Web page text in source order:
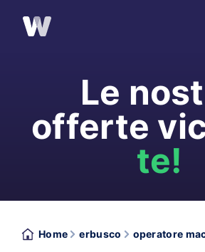
Le
offerte
te!
Home erbusco operatore